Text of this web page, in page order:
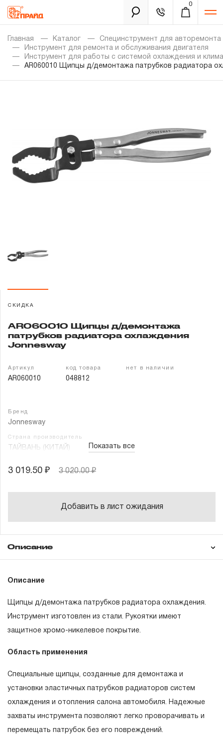
0
Каталог
Золотая лихорадка
Уцененный товар
О нас
Доставка и оплата
Партнерам
Забыли пароль?
Главная Каталог
Специнструмент для авторемонта
Инструмент для ремонта и обслуживания двигателя
Инструмент для работы с системой охлаждения и
AR060010 Щипцы д/демонтажа патрубков радиатора
СКИДКА
AR060010 Щипцы д/демонтажа
патрубков радиатора охлаждения
Jonnesway
Артикул
AR060010
код товара
048812
нет в наличии
Бренд
Jonnesway
Страна производитель
ТАЙВАНЬ (КИТАЙ) Показать все
3 019.50 ₽ 3 020.00 ₽
Добавить в лист ожидания
Описание
Описание
Щипцы д/демонтажа патрубков радиатора охлаждения.
Инструмент изготовлен из стали. Рукоятки имеют
защитное хромо-никелевое покрытие.
Область применения
Специальные щипцы, созданные для демонтажа и
установки эластичных патрубков радиаторов систем
охлаждения и отопления салона автомобиля. Надежные
захваты инструмента позволяют легко проворачивать и
перемещать патрубок без его повреждений.
Понятие «ПОЖИЗНЕННАЯ ГАРАНТИЯ».
1.1 Понятие «ПОЖИЗНЕННАЯ ГАРАНТИЯ» включает в